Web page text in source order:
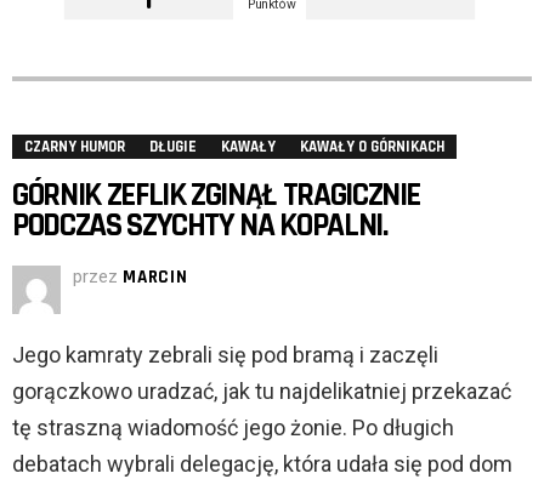
Punktów
CZARNY HUMOR DŁUGIE KAWAŁY KAWAŁY O GÓRNIKACH
GÓRNIK ZEFLIK ZGINĄŁ TRAGICZNIE
PODCZAS SZYCHTY NA KOPALNI.
przez MARCIN
Jego kamraty zebrali się pod bramą i zaczęli
gorączkowo uradzać, jak tu najdelikatniej przekazać
tę straszną wiadomość jego żonie. Po długich
debatach wybrali delegację, która udała się pod dom